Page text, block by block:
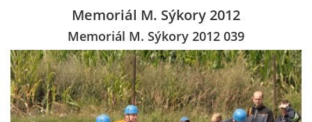
LETNÍ KINO 2026
VÝPŮJČNÍ DOBA
KONTAKTY
Memoriál M. Sýkory 2012
Memoriál M. Sýkory 2012 039